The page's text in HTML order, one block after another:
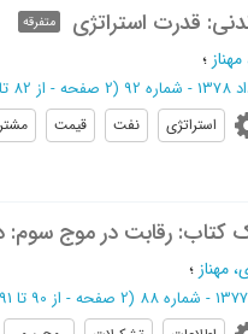
قدرت استراتژی متفرقه
؛
92 (‎2 صفحه - از 82 تا 83
استراتژی نفت قیمت
کتاب: رقابت در موج سوم:
مهناز ؛
(‎2 صفحه - از 90 تا 91